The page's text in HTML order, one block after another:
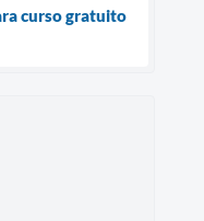
curso gratuito